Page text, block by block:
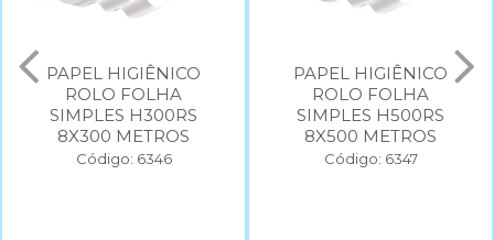
PAPEL HIGIÊNICO
ROLO FOLHA
SIMPLES H300RS
8X300 METROS
Código: 6346
PAPEL HIGIÊNICO
ROLO FOLHA
SIMPLES H500RS
8X500 METROS
Código: 6347